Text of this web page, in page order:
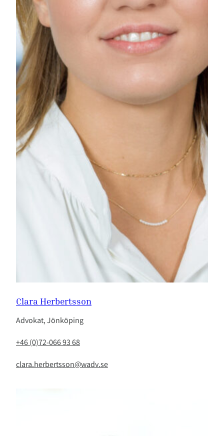
Clara Herbertsson
Advokat, Jönköping
+46 (0)72-066 93 68
clara.herbertsson@wadv.se